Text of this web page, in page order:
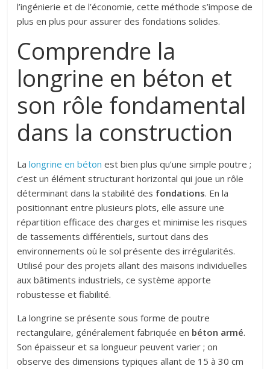
l’ingénierie et de l’économie, cette méthode s’impose de
plus en plus pour assurer des fondations solides.
Comprendre la
longrine en béton et
son rôle fondamental
dans la construction
Lalongrine en béton est bien plus qu’une simple poutre ;
c’est un élément structurant horizontal qui joue un rôle
déterminant dans la stabilité des fondations. En la
positionnant entre plusieurs plots, elle assure une
répartition efficace des charges et minimise les risques
de tassements différentiels, surtout dans des
environnements où le sol présente des irrégularités.
Utilisé pour des projets allant des maisons individuelles
aux bâtiments industriels, ce système apporte
robustesse et fiabilité.
La longrine se présente sous forme de poutre
rectangulaire, généralement fabriquée en béton armé.
Son épaisseur et sa longueur peuvent varier ; on
observe des dimensions typiques allant de 15 à 30 cm